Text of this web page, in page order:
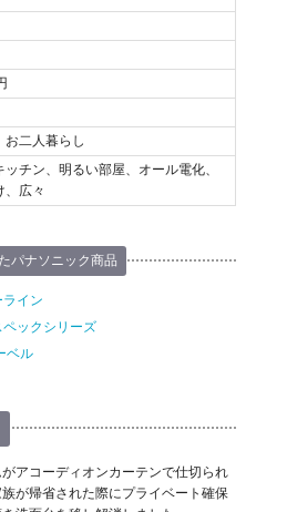
二人暮らし
ッチン、明るい部屋、オール電化、
、広々
パナソニック商品
イン
ックシリーズ
ベル
アコーディオンカーテンで仕切られ
が帰省された際にプライベート確保